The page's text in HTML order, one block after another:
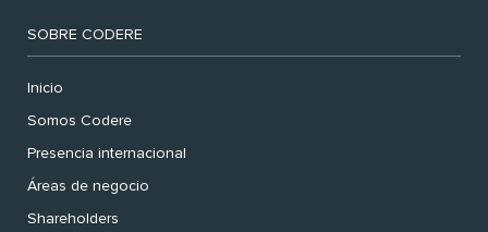
SOBRE CODERE
Inicio
Somos Codere
Presencia internacional
Áreas de negocio
Shareholders